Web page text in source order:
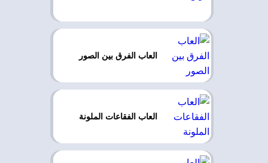
العاب الفرق بين الصور
العاب الفقاعات الملونة